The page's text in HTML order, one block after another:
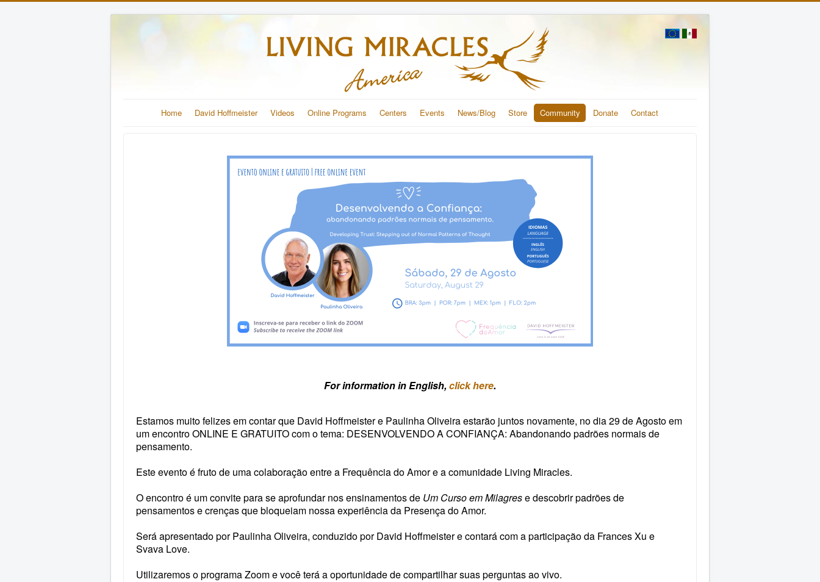
Home David Hoffmeister Videos Online Programs Centers Events News/Blog Store Community Donate Contact
For information in English,click here.
Estamos muito felizes em contar que David Hoffmeister e Paulinha Oliveira estarão juntos novamente, no dia 29 de Agosto em
um encontro ONLINE E GRATUITO com o tema: DESENVOLVENDO A CONFIANÇA: Abandonando padrões normais de
pensamento.
Este evento é fruto de uma colaboração entre a Frequência do Amor e a comunidade Living Miracles.
O encontro é um convite para se aprofundar nos ensinamentos de Um Curso em Milagrese descobrir padrões de
pensamentos e crenças que bloqueiam nossa experiência da Presença do Amor.
Será apresentado por Paulinha Oliveira, conduzido por David Hoffmeister e contará com a participação da Frances Xu e
Svava Love.
Utilizaremos o programa Zoom e você terá a oportunidade de compartilhar suas perguntas ao vivo.